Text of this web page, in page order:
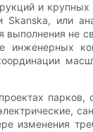
и
или
не
изменения